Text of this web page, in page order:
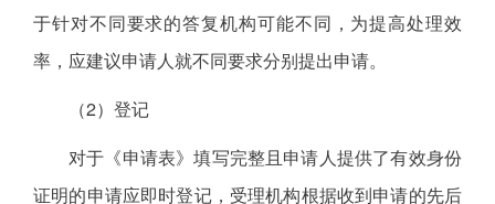
于针对不同要求的答复机构可能不同，为提高处理效
率，应建议申请人就不同要求分别提出申请。
（2）登记
对于《申请表》填写完整且申请人提供了有效身份
证明的申请应即时登记，受理机构根据收到申请的先后